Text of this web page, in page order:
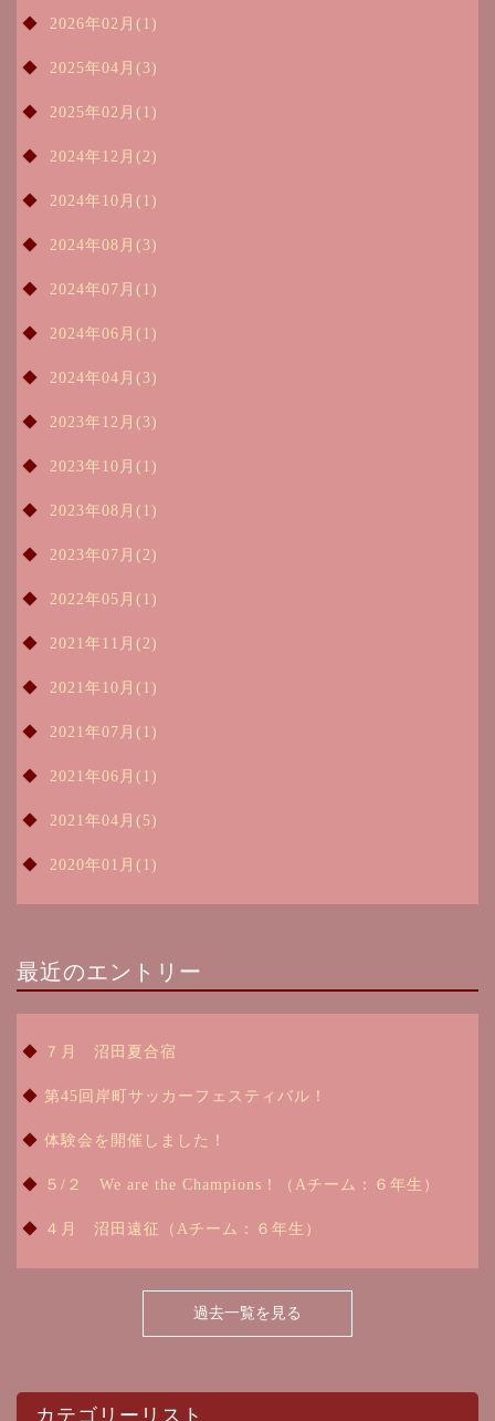
2026年02月(1)
2025年04月(3)
2025年02月(1)
2024年12月(2)
2024年10月(1)
2024年08月(3)
2024年07月(1)
2024年06月(1)
2024年04月(3)
2023年12月(3)
2023年10月(1)
2023年08月(1)
2023年07月(2)
2022年05月(1)
2021年11月(2)
2021年10月(1)
2021年07月(1)
2021年06月(1)
2021年04月(5)
2020年01月(1)
最近のエントリー
７月 沼田夏合宿
第45回岸町サッカーフェスティバル！
体験会を開催しました！
５/２ We are the Champions！（Aチーム：６年生）
４月 沼田遠征（Aチーム：６年生）
過去一覧を見る
カテゴリーリスト